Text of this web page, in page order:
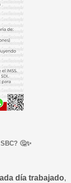
🤔✨
día trabajado,